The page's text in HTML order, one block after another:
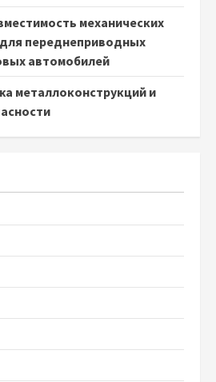
механических
переднеприводных
автомобилей
металлоконструкций и